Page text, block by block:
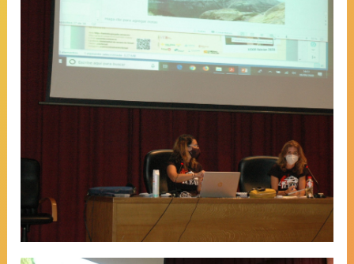
Astrid García Graells y Blanca Uzuel
Gastón: “Experiencia en refuerzo de
la mujer en el sector de montaña a
través del Club Montañeras Adebán.